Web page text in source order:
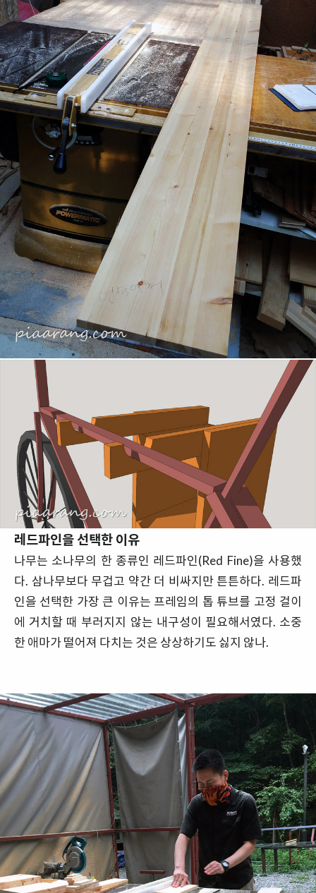
레드파인을 선택한 이유
나무는 소나무의 한 종류인 레드파인(Red Fine)을 사용했
다. 삼나무보다 무겁고 약간 더 비싸지만 튼튼하다. 레드파
인을 선택한 가장 큰 이유는 프레임의 톱 튜브를 고정 걸이
에 거치할 때 부러지지 않는 내구성이 필요해서였다. 소중
한 애마가 떨어져 다치는 것은 상상하기도 싫지 않나.